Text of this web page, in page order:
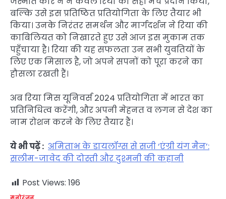
बल्कि उसे इस प्रतिष्ठित प्रतियोगिता के लिए तैयार भी
किया। उनके निरंतर समर्थन और मार्गदर्शन ने रिया की
काबिलियत को निखारते हुए उसे आज इस मुकाम तक
पहुँचाया है। रिया की यह सफलता उन सभी युवतियों के
लिए एक मिसाल है, जो अपने सपनों को पूरा करने का
हौसला रखती हैं।
अब रिया मिस यूनिवर्स 2024 प्रतियोगिता में भारत का
प्रतिनिधित्व करेंगी, और अपनी मेहनत व लगन से देश का
नाम रोशन करने के लिए तैयार हैं।
ये भी पढ़ें : अमिताभ के डायलॉग्स से सजी ‘एंग्री यंग मैन’:
सलीम-जावेद की दोस्ती और दुश्मनी की कहानी
Post Views: 196